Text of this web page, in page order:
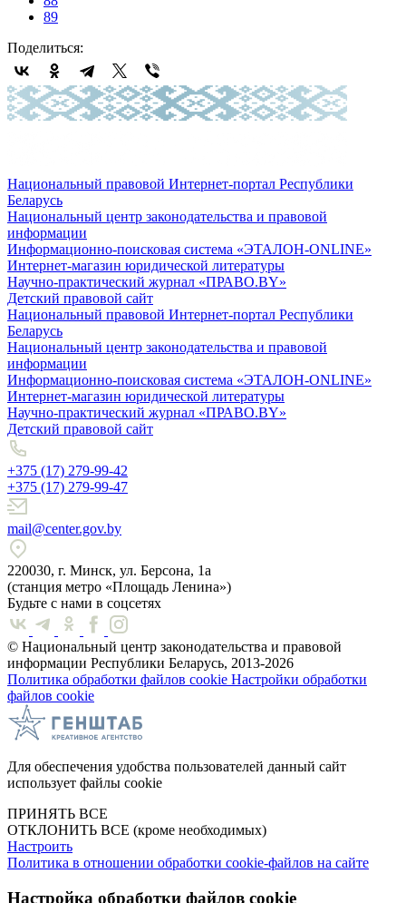
89
Поделиться:
Национальный правовой Интернет-портал Республики
Беларусь
Национальный центр законодательства и правовой
информации
Информационно-поисковая система «ЭТАЛОН-ONLINE»
Интернет-магазин юридической литературы
Научно-практический журнал «ПРАВО.BY»
Детский правовой сайт
Национальный правовой Интернет-портал Республики
Беларусь
Национальный центр законодательства и правовой
информации
Информационно-поисковая система «ЭТАЛОН-ONLINE»
Интернет-магазин юридической литературы
Научно-практический журнал «ПРАВО.BY»
Детский правовой сайт
+375 (17) 279-99-42
+375 (17) 279-99-47
mail@center.gov.by
220030, г. Минск, ул. Берсона, 1а
(станция метро «Площадь Ленина»)
Будьте с нами в соцсетях
© Национальный центр законодательства и правовой
информации Республики Беларусь, 2013-2026
Политика обработки файлов cookie Настройки обработки
файлов cookie
Для обеспечения удобства пользователей данный сайт
использует файлы cookie
ПРИНЯТЬ ВСЕ
ОТКЛОНИТЬ ВСЕ (кроме необходимых)
Настроить
Политика в отношении обработки cookie-файлов на сайте
Настройка обработки файлов cookie